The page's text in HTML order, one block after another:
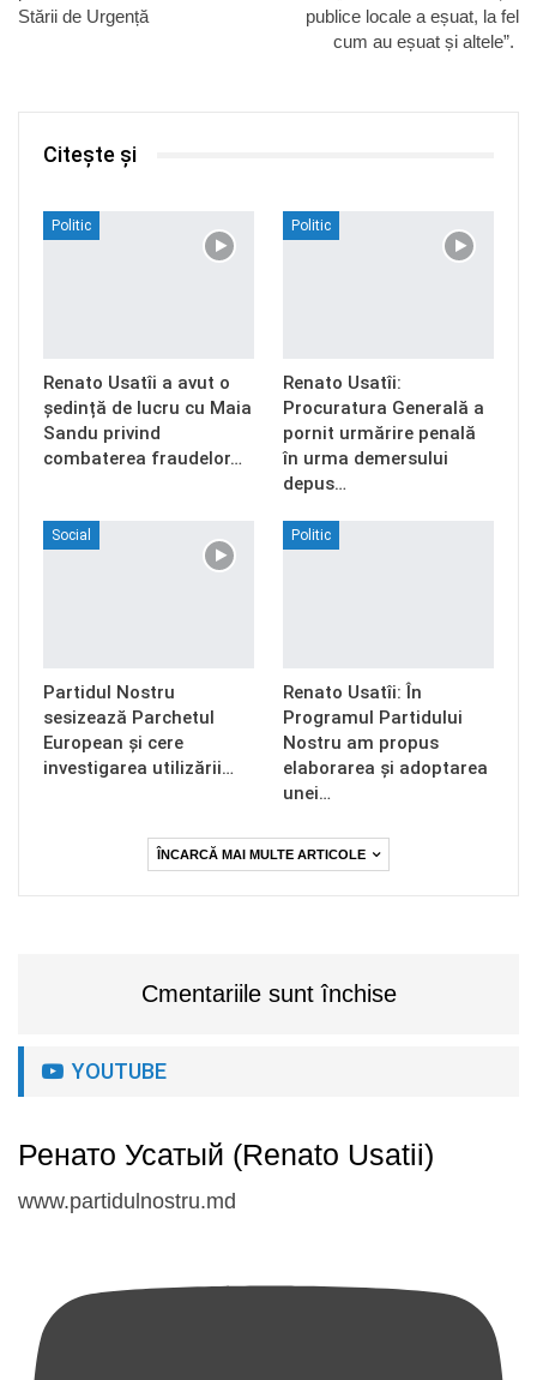
Stării de Urgență
publice locale a eșuat, la fel
cum au eșuat și altele”.
Citește și
Politic
Renato Usatîi a avut o
ședință de lucru cu Maia
Sandu privind
combaterea fraudelor…
Politic
Renato Usatîi:
Procuratura Generală a
pornit urmărire penală
în urma demersului
depus…
Social
Partidul Nostru
sesizează Parchetul
European și cere
investigarea utilizării…
Politic
Renato Usatîi: În
Programul Partidului
Nostru am propus
elaborarea și adoptarea
unei…
ÎNCARCĂ MAI MULTE ARTICOLE
Cmentariile sunt închise
YOUTUBE
Ренато Усатый (Renato Usatii)
www.partidulnostru.md